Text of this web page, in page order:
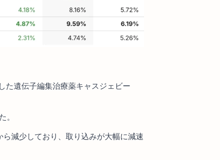
た遺伝子編集治療薬キャスジェビー
。
減少しており、取り込みが大幅に減速